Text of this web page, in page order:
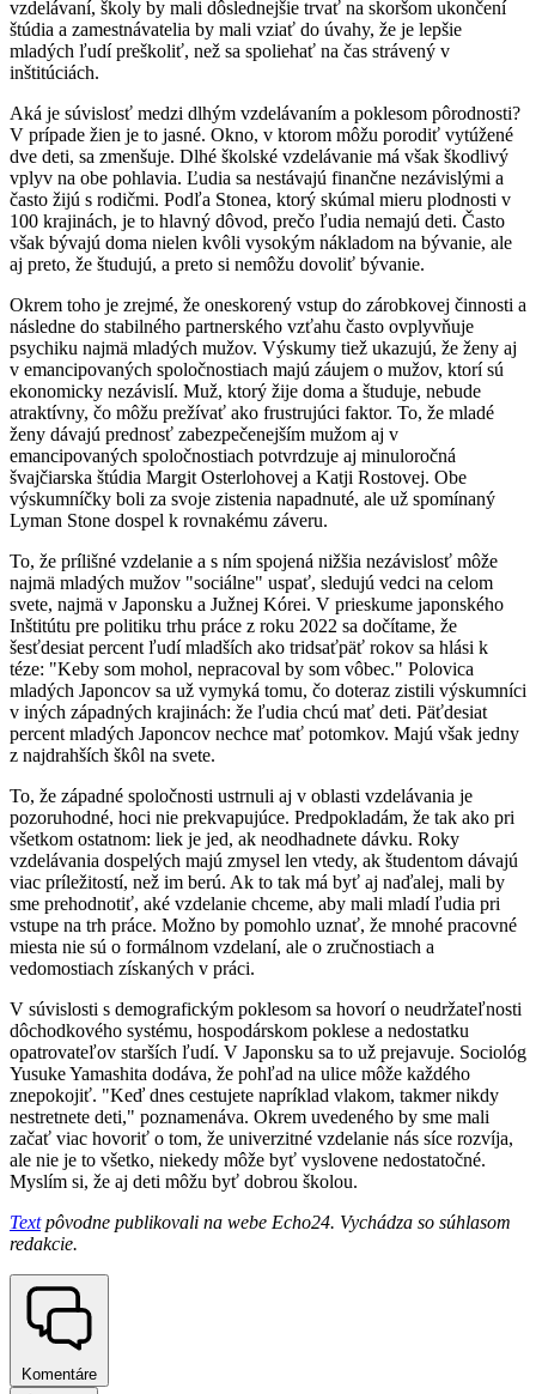
vzdelávaní, školy by mali dôslednejšie trvať na skoršom ukončení
štúdia a zamestnávatelia by mali vziať do úvahy, že je lepšie
mladých ľudí preškoliť, než sa spoliehať na čas strávený v
inštitúciách.
Aká je súvislosť medzi dlhým vzdelávaním a poklesom pôrodnosti?
V prípade žien je to jasné. Okno, v ktorom môžu porodiť vytúžené
dve deti, sa zmenšuje. Dlhé školské vzdelávanie má však škodlivý
vplyv na obe pohlavia. Ľudia sa nestávajú finančne nezávislými a
často žijú s rodičmi. Podľa Stonea, ktorý skúmal mieru plodnosti v
100 krajinách, je to hlavný dôvod, prečo ľudia nemajú deti. Často
však bývajú doma nielen kvôli vysokým nákladom na bývanie, ale
aj preto, že študujú, a preto si nemôžu dovoliť bývanie.
Okrem toho je zrejmé, že oneskorený vstup do zárobkovej činnosti a
následne do stabilného partnerského vzťahu často ovplyvňuje
psychiku najmä mladých mužov. Výskumy tiež ukazujú, že ženy aj
v emancipovaných spoločnostiach majú záujem o mužov, ktorí sú
ekonomicky nezávislí. Muž, ktorý žije doma a študuje, nebude
atraktívny, čo môžu prežívať ako frustrujúci faktor. To, že mladé
ženy dávajú prednosť zabezpečenejším mužom aj v
emancipovaných spoločnostiach potvrdzuje aj minuloročná
švajčiarska štúdia Margit Osterlohovej a Katji Rostovej. Obe
výskumníčky boli za svoje zistenia napadnuté, ale už spomínaný
Lyman Stone dospel k rovnakému záveru.
To, že prílišné vzdelanie a s ním spojená nižšia nezávislosť môže
najmä mladých mužov "sociálne" uspať, sledujú vedci na celom
svete, najmä v Japonsku a Južnej Kórei. V prieskume japonského
Inštitútu pre politiku trhu práce z roku 2022 sa dočítame, že
šesťdesiat percent ľudí mladších ako tridsaťpäť rokov sa hlási k
téze: "Keby som mohol, nepracoval by som vôbec." Polovica
mladých Japoncov sa už vymyká tomu, čo doteraz zistili výskumníci
v iných západných krajinách: že ľudia chcú mať deti. Päťdesiat
percent mladých Japoncov nechce mať potomkov. Majú však jedny
z najdrahších škôl na svete.
To, že západné spoločnosti ustrnuli aj v oblasti vzdelávania je
pozoruhodné, hoci nie prekvapujúce. Predpokladám, že tak ako pri
všetkom ostatnom: liek je jed, ak neodhadnete dávku. Roky
vzdelávania dospelých majú zmysel len vtedy, ak študentom dávajú
viac príležitostí, než im berú. Ak to tak má byť aj naďalej, mali by
sme prehodnotiť, aké vzdelanie chceme, aby mali mladí ľudia pri
vstupe na trh práce. Možno by pomohlo uznať, že mnohé pracovné
miesta nie sú o formálnom vzdelaní, ale o zručnostiach a
vedomostiach získaných v práci.
V súvislosti s demografickým poklesom sa hovorí o neudržateľnosti
dôchodkového systému, hospodárskom poklese a nedostatku
opatrovateľov starších ľudí. V Japonsku sa to už prejavuje. Sociológ
Yusuke Yamashita dodáva, že pohľad na ulice môže každého
znepokojiť. "Keď dnes cestujete napríklad vlakom, takmer nikdy
nestretnete deti," poznamenáva. Okrem uvedeného by sme mali
začať viac hovoriť o tom, že univerzitné vzdelanie nás síce rozvíja,
ale nie je to všetko, niekedy môže byť vyslovene nedostatočné.
Myslím si, že aj deti môžu byť dobrou školou.
Textpôvodne publikovali na webe Echo24. Vychádza so súhlasom
redakcie.
Komentáre